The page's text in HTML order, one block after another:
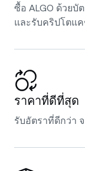
ซื้อ ALGO ด้วยบั
และรับคริปโตแ
ราคาที่ดีที่สุด
รับอัตราที่ดีกว่า